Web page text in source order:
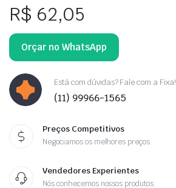
R$ 62,05
Orçar no WhatsApp
Está com dúvidas? Fale com a Fixa!
(11) 99966-1565
Preços Competitivos
Negociamos os melhores preços.
Vendedores Experientes
Nós conhecemos nossos produtos.